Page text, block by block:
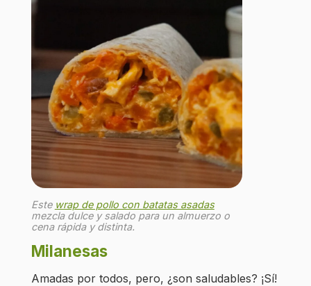
Este wrap de pollo con batatas asadas
mezcla dulce y salado para un almuerzo o
cena rápida y distinta.
Milanesas
Amadas por todos, pero, ¿son saludables? ¡Sí!